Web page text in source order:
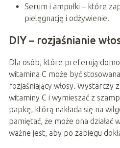
Serum i ampułki – które
pielęgnację i odżywienie.
DIY – rozjaśnianie
Dla osób, które preferują
witamina C może być
rozjaśniający włosy. Wystarczy
witaminy C i wymieszać z
papkę, którą nakłada się na
pamiętać, że może ona działać
ważne jest, aby po zabiegu